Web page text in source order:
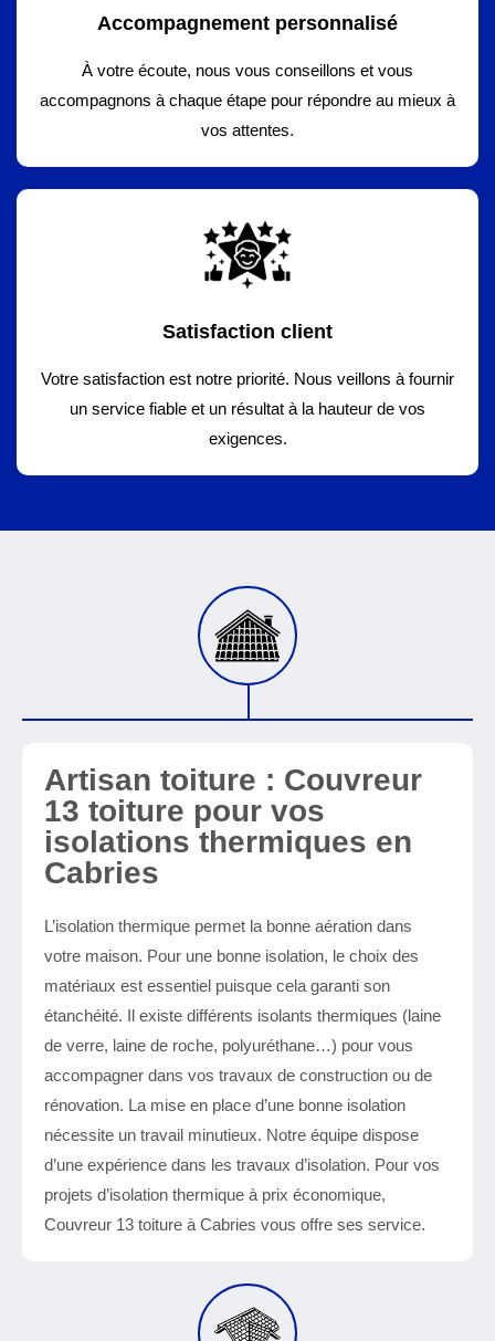
Accompagnement personnalisé
À votre écoute, nous vous conseillons et vous
accompagnons à chaque étape pour répondre au mieux à
vos attentes.
Satisfaction client
Votre satisfaction est notre priorité. Nous veillons à fournir
un service fiable et un résultat à la hauteur de vos
exigences.
Artisan toiture : Couvreur
13 toiture pour vos
isolations thermiques en
Cabries
L’isolation thermique permet la bonne aération dans
votre maison. Pour une bonne isolation, le choix des
matériaux est essentiel puisque cela garanti son
étanchéité. Il existe différents isolants thermiques (laine
de verre, laine de roche, polyuréthane…) pour vous
accompagner dans vos travaux de construction ou de
rénovation. La mise en place d’une bonne isolation
nécessite un travail minutieux. Notre équipe dispose
d’une expérience dans les travaux d’isolation. Pour vos
projets d’isolation thermique à prix économique,
Couvreur 13 toiture à Cabries vous offre ses service.